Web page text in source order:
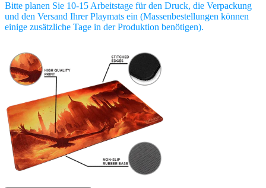
Bitte planen Sie 10-15 Arbeitstage für den Druck, die Verpackung
und den Versand Ihrer Playmats ein (Massenbestellungen können
einige zusätzliche Tage in der Produktion benötigen).